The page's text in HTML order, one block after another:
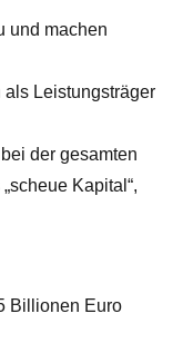
und machen
Leistungsträger
der gesamten
Kapital“,
Billionen Euro